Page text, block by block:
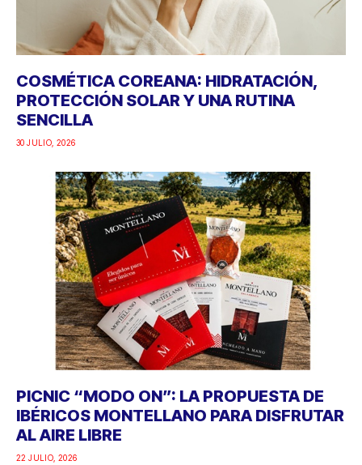
COSMÉTICA COREANA: HIDRATACIÓN,
PROTECCIÓN SOLAR Y UNA RUTINA
SENCILLA
30 JULIO, 2026
PICNIC “MODO ON”: LA PROPUESTA DE
IBÉRICOS MONTELLANO PARA DISFRUTAR
AL AIRE LIBRE
22 JULIO, 2026